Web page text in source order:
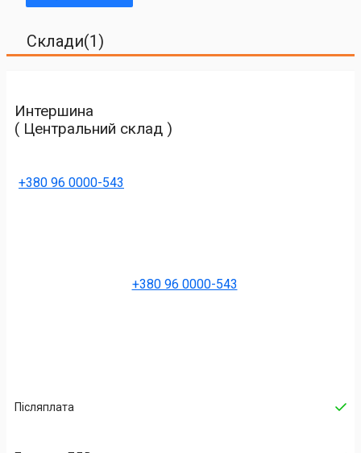
Склади(1)
Интершина
( Центральний склад )
+380 96 0000-543
+380 96 0000-543
Післяплата